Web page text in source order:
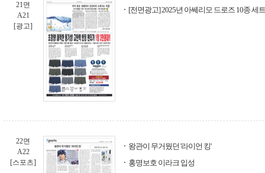
21면
A21
[광고]
[전면광고] 2025년 아쎄리모 드로즈 10종 세
22면
A22
[스포츠]
왕관이 무거웠던 '라이언 킹'
홍명보호 이라크 입성